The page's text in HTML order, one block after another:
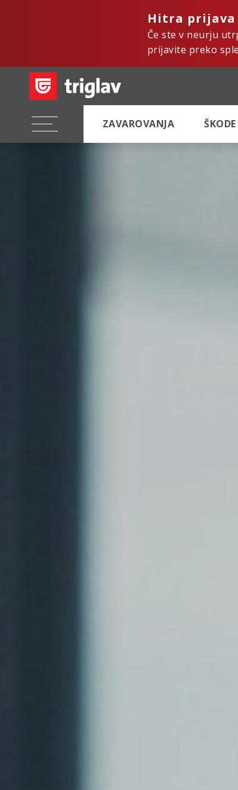
Hitra prijava
Če ste v neurju
prijavite preko
ZAVAROVANJA